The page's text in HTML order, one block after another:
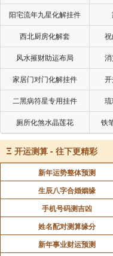
玉葫芦 葫芦象征福
于家庭和谐与幸福美
为自身带来更多的机
2025年属牛要注意
事业方面
1、避免固执己见：
队合作中要学会灵活
其要注意沟通效率，
2、行事保持低调：
黄大煞影响，非必要
以低调、稳妥为主。
阳宅流年九星化解挂件
西北厨房化解套
风水摧财助运布局
家居门对门化解挂件
二黑病符星专用挂件
厕所化煞水晶莲花 铁
Ξ 开运测算 - 往下更精彩
新年运势整体预测
生辰八字合婚姻缘
手机号码测吉凶
姓名配对测算缘分
新年事业财运预测